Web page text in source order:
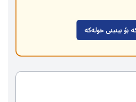
بۆ بینینی خولەكە